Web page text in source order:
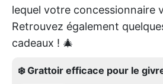
lequel votre concessionnaire
Retrouvez également
cadeaux ! 🎄
❄️ Grattoir efficace pour le